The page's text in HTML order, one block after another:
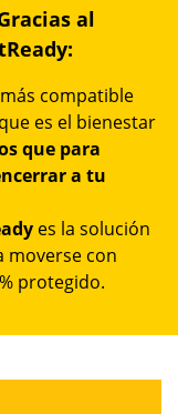
al
compatible
es el bienestar
que para
a tu
es la solución
moverse con
protegido.